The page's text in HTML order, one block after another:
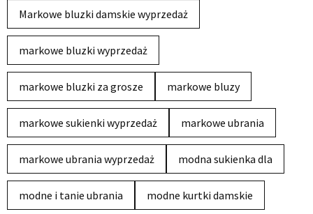
Markowe bluzki damskie wyprzedaż
markowe bluzki wyprzedaż
markowe bluzki za grosze markowe bluzy
markowe sukienki wyprzedaż markowe ubrania
markowe ubrania wyprzedaż modna sukienka dla
modne i tanie ubrania modne kurtki damskie